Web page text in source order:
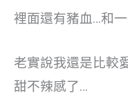
裡面還有豬血…和
老實說我還是比較
甜不辣感了…